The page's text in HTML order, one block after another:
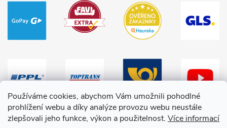
Používáme cookies, abychom Vám umožnili pohodlné
prohlížení webu a díky analýze provozu webu neustále
zlepšovali jeho funkce, výkon a použitelnost. Více informací